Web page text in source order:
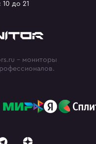
до 21
- мониторы